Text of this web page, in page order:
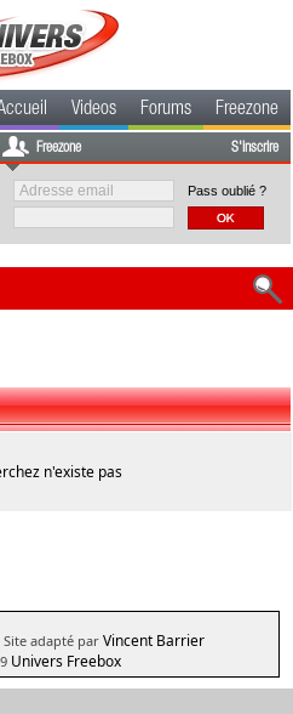
Videos Forums Freezone
Freezone S'inscrire
Pass oublié ?
n'existe pas
Site adapté parVincent Barrier
Univers Freebox